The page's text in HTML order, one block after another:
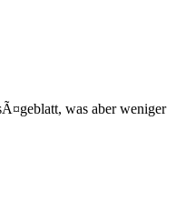
was aber weniger